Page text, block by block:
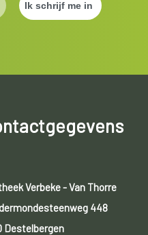
Verbeke - Van Thorre
448
Destelbergen